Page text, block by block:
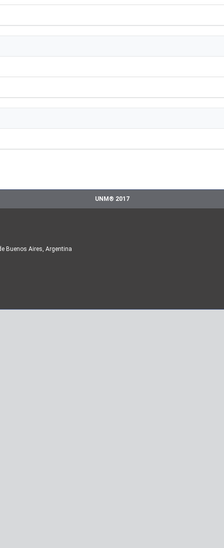
UNM® 2017
Buenos Aires, Argentina